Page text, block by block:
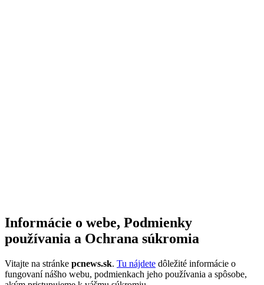
Informácie o webe, Podmienky
používania a Ochrana súkromia
Vitajte na stránke pcnews.sk. Tu nájdete dôležité informácie o
fungovaní nášho webu, podmienkach jeho používania a spôsobe,